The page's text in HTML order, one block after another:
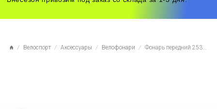
Велоспорт Аксессуары Велофонари